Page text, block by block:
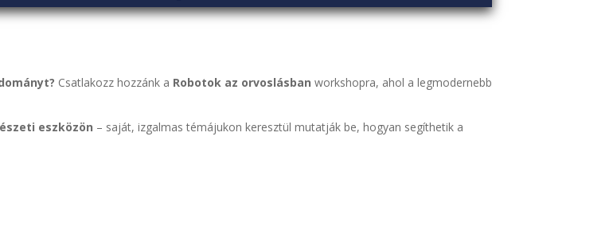
Csatlakozz hozzánk a Robotok az orvoslásban workshopra, ahol a legmodernebb
eszközön – saját, izgalmas témájukon keresztül mutatják be, hogyan segíthetik a